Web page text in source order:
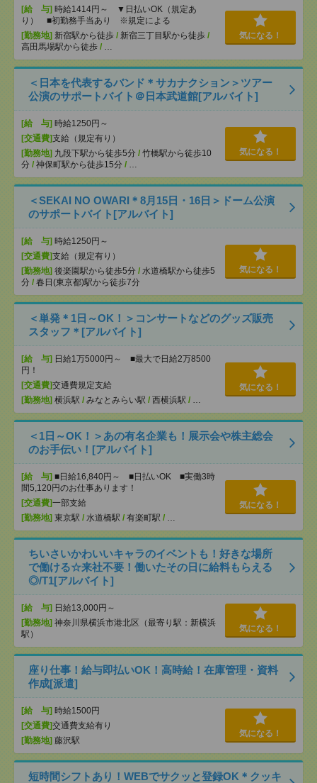
[給 与] 時給1414円～ ▼日払いOK（規定あ
り） ■初勤務手当あり ※規定による
[勤務地] 新宿駅から徒歩 / 新宿三丁目駅から徒歩 /
高田馬場駅から徒歩 / …
気になる！
＜日本を代表するバンド＊サカナクション＞ツアー
公演のサポートバイト＠日本武道館[アルバイト]
[給 与] 時給1250円～
[交通費]支給（規定有り）
[勤務地] 九段下駅から徒歩5分 / 竹橋駅から徒歩10
分 / 神保町駅から徒歩15分 / …
気になる！
＜SEKAI NO OWARI＊8月15日・16日＞ドーム公演
のサポートバイト[アルバイト]
[給 与] 時給1250円～
[交通費]支給（規定有り）
[勤務地] 後楽園駅から徒歩5分 / 水道橋駅から徒歩5
分 / 春日(東京都)駅から徒歩7分
気になる！
＜単発＊1日～OK！＞コンサートなどのグッズ販売
スタッフ＊[アルバイト]
[給 与] 日給1万5000円～ ■最大で日給2万8500
円！
[交通費]交通費規定支給
[勤務地] 横浜駅 / みなとみらい駅 / 西横浜駅 / …
気になる！
＜1日～OK！＞あの有名企業も！展示会や株主総会
のお手伝い！[アルバイト]
[給 与] ■日給16,840円～ ■日払いOK ■実働3時
間5,120円のお仕事あります！
[交通費]一部支給
[勤務地] 東京駅 / 水道橋駅 / 有楽町駅 / …
気になる！
ちいさいかわいいキャラのイベントも！好きな場所
で働ける☆来社不要！働いたその日に給料もらえる
◎/T1[アルバイト]
[給 与] 日給13,000円～
[勤務地] 神奈川県横浜市港北区（最寄り駅：新横浜
駅）
気になる！
座り仕事！給与即払いOK！高時給！在庫管理・資料
作成[派遣]
[給 与] 時給1500円
[交通費]交通費支給有り
[勤務地] 藤沢駅
気になる！
短時間シフトあり！WEBでサクッと登録OK＊クッキ